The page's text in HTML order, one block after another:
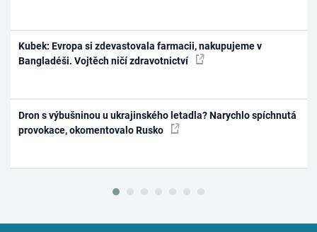
Kubek: Evropa si zdevastovala farmacii, nakupujeme v
Bangladéši. Vojtěch ničí zdravotnictví
Dron s výbušninou u ukrajinského letadla? Narychlo spíchnutá
provokace, okomentovalo Rusko